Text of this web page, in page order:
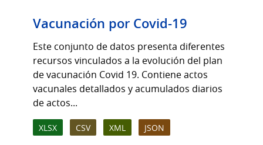
Vacunación por Covid-19
Este conjunto de datos presenta diferentes
recursos vinculados a la evolución del plan
de vacunación Covid 19. Contiene actos
vacunales detallados y acumulados diarios
de actos...
XLSX CSV XML JSON